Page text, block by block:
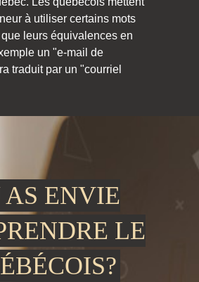
à utiliser certains mots
leurs équivalences en
un "e-mail de
traduit par un "courriel
AS ENVIE
LE